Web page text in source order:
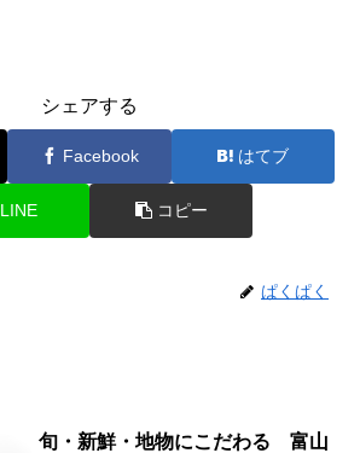
シェアする
Facebook はてブ
LINE コピー
ぱくぱく
旬・新鮮・地物にこだわる 富山